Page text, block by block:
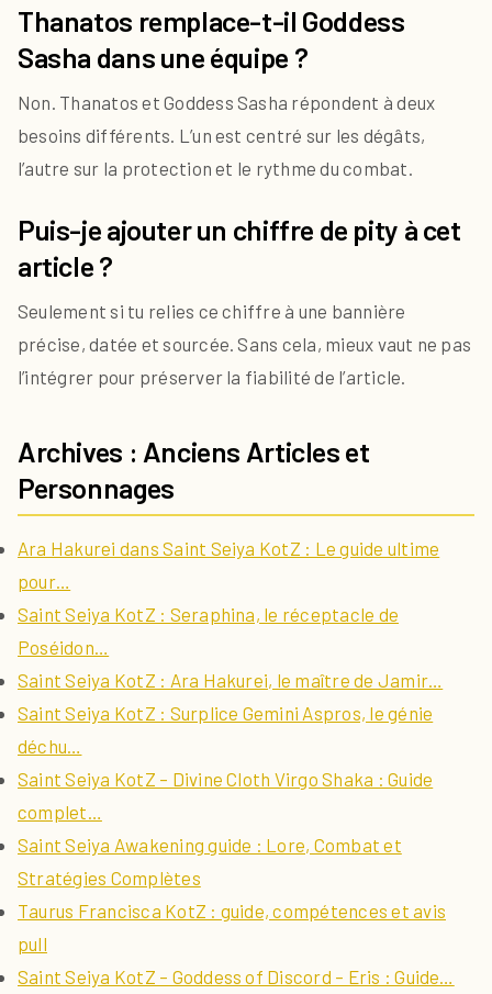
Thanatos remplace-t-il Goddess
Sasha dans une équipe ?
Non. Thanatos et Goddess Sasha répondent à deux
besoins différents. L’un est centré sur les dégâts,
l’autre sur la protection et le rythme du combat.
Puis-je ajouter un chiffre de pity à cet
article ?
Seulement si tu relies ce chiffre à une bannière
précise, datée et sourcée. Sans cela, mieux vaut ne pas
l’intégrer pour préserver la fiabilité de l’article.
Archives : Anciens Articles et
Personnages
Ara Hakurei dans Saint Seiya KotZ : Le guide ultime
pour…
Saint Seiya KotZ : Seraphina, le réceptacle de
Poséidon…
Saint Seiya KotZ : Ara Hakurei, le maître de Jamir…
Saint Seiya KotZ : Surplice Gemini Aspros, le génie
déchu…
Saint Seiya KotZ – Divine Cloth Virgo Shaka : Guide
complet…
Saint Seiya Awakening guide : Lore, Combat et
Stratégies Complètes
Taurus Francisca KotZ : guide, compétences et avis
pull
Saint Seiya KotZ – Goddess of Discord – Eris : Guide…